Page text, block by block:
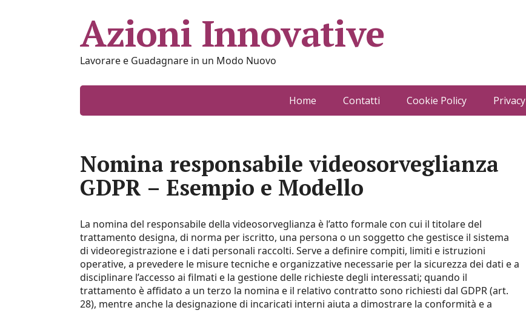
Azioni Innovative
Lavorare e Guadagnare in un Modo Nuovo
Home Contatti Cookie Policy Privacy
Nomina responsabile videosorveglianza
GDPR​​ – Esempio e Modello
La nomina del responsabile della videosorveglianza è l’atto formale con cui il titolare del
trattamento designa, di norma per iscritto, una persona o un soggetto che gestisce il sistema
di videoregistrazione e i dati personali raccolti. Serve a definire compiti, limiti e istruzioni
operative, a prevedere le misure tecniche e organizzative necessarie per la sicurezza dei dati e a
disciplinare l’accesso ai filmati e la gestione delle richieste degli interessati; quando il
trattamento è affidato a un terzo la nomina e il relativo contratto sono richiesti dal GDPR (art.
28), mentre anche la designazione di incaricati interni aiuta a dimostrare la conformità e a